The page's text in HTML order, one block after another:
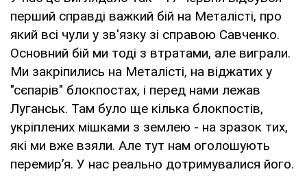
перший справді важкий бій на Металісті, про
який всі чули у зв'язку зі справою Савченко.
Основний бій ми тоді з втратами, але виграли.
Ми закріпились на Металісті, на віджатих у
"сєпарів" блокпостах, і перед нами лежав
Луганськ. Там було ще кілька блокпостів,
укріплених мішками з землею - на зразок тих,
які ми вже взяли. Але тут нам оголошують
перемир’я. У нас реально дотримувалися його.